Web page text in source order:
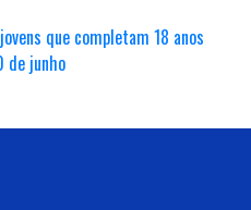
que completam 18 anos
de junho